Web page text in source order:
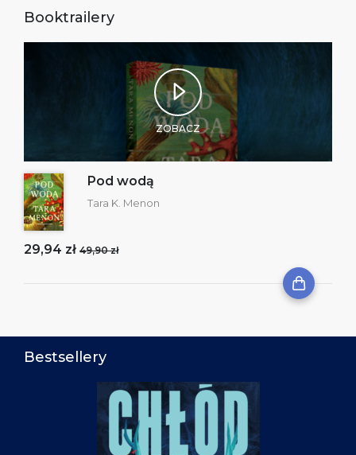
Booktrailery
ZOBACZ
Pod wodą
Tara K. Menon
29,94 zł 49,90 zł
Bestsellery